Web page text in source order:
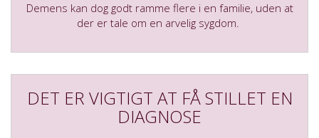
Demens kan dog godt ramme flere i en familie, uden at
der er tale om en arvelig sygdom.
DET ER VIGTIGT AT FÅ STILLET EN
DIAGNOSE